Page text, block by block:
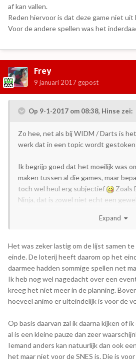
af kan vallen.
Reden hiervoor is dat deze game niet uit
Voor de andere spellen was het
Frey
9 januari 2017 gepost
Op 9-1-2017 om 08:38, Hinse zei:
Zo hee, net als bij WIDM / Darts is
werk dat in een topic wordt
Ik begrijp goed dat het moeilijk was
maken tussen al die games, maar
toch wel heul erg subjectief
Zoals
Ninja, dat is zowel niet echt een
Nintendo World Cup m.i. toch
een aparte NES set van beschikbaar.
Maar goed, het blijft natuurlijk lastig
stellen, verder is het wel een mooi
van de NES library geworden.
om de optie te overwegen om bijv.
een lucky loser pool te maken, zoals
dan nog max 3e eindigen in de
niet helemaal al uit. Wel wat meer
Expand
Het was zeker lastig om de lijst samen
einde. De loterij heeft daarom op het
daarmee hadden sommige spellen net
Ik heb nog wel nagedacht over een
kreeg het niet meer in de planning.
hoeveel animo er uiteindelijk is voor de
Op basis daarvan zal ik daarna kijken of
al is een kleine pauze dan zeer
Iemand anders kan natuurlijk dan ook
het maar niet voor de SNES is. Die is voor